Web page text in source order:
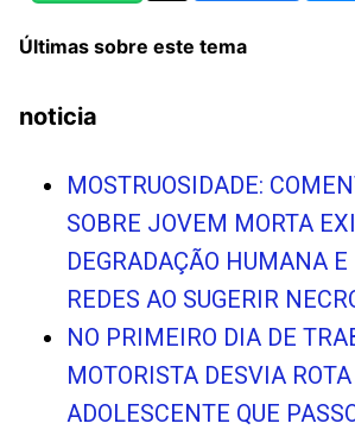
Últimas sobre este tema
noticia
MOSTRUOSIDADE:
SOBRE JOVEM MORTA
DEGRADAÇÃO HUMANA E
REDES AO SUGERIR
NO PRIMEIRO DIA DE
MOTORISTA DESVIA
ADOLESCENTE QUE